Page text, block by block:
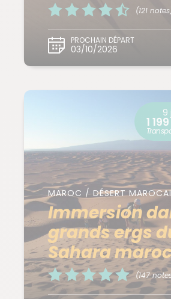
(121
PROCHAIN DÉPART
03/10/2026
MAROC / DÉSERT
Immersion
grands ergs
Sahara
(147
9
1